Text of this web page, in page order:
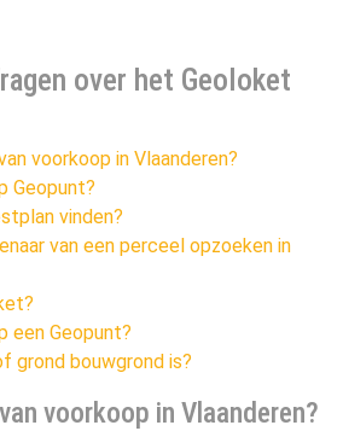
over het Geoloket
voorkoop in Vlaanderen?
Geopunt?
vinden?
van een perceel opzoeken in
een Geopunt?
grond bouwgrond is?
voorkoop in Vlaanderen?